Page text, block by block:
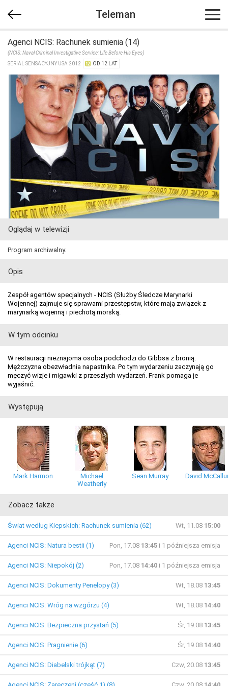
Teleman
Agenci NCIS: Rachunek sumienia (14)
(NCIS: Naval Criminal Investigative Service: Life Before His Eyes)
SERIAL SENSACYJNY USA 2012
OD 12 LAT
Oglądaj w telewizji
Program archiwalny.
Opis
Zespół agentów specjalnych - NCIS (Służby Śledcze Marynarki
Wojennej) zajmuje się sprawami przestępstw, które mają związek z
marynarką wojenną i piechotą morską.
W tym odcinku
W restauracji nieznajoma osoba podchodzi do Gibbsa z bronią.
Mężczyzna obezwładnia napastnika. Po tym wydarzeniu zaczynają go
męczyć wizje i migawki z przeszłych wydarzeń. Frank pomaga je
wyjaśnić.
Występują
Mark Harmon
Michael
Weatherly
Sean Murray David
Zobacz także
Świat według Kiepskich: Rachunek sumienia (62) Wt, 11.08 15:00
Agenci NCIS: Natura bestii (1) Pon, 17.08 13:45 i 1 późniejsza emisja
Agenci NCIS: Niepokój (2) Pon, 17.08 14:40 i 1 późniejsza emisja
Agenci NCIS: Dokumenty Penelopy (3) Wt, 18.08 13:45
Agenci NCIS: Wróg na wzgórzu (4) Wt, 18.08 14:40
Agenci NCIS: Bezpieczna przystań (5) Śr, 19.08 13:45
Agenci NCIS: Pragnienie (6) Śr, 19.08 14:40
Agenci NCIS: Diabelski trójkąt (7) Czw, 20.08 13:45